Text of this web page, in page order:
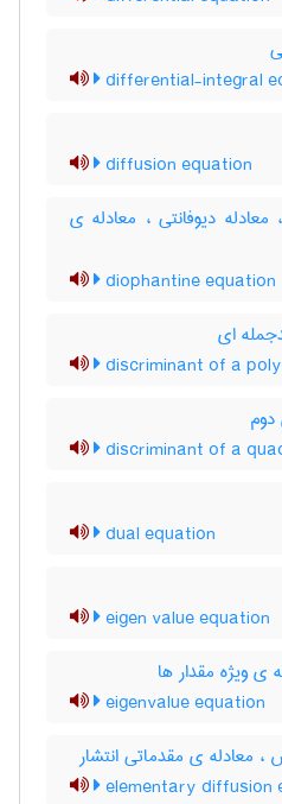
differential-integral
diffusion equation
دیوفانتی ، معادله ی
diophantine equation
ای
discriminant of a
discriminant of a
dual equation
eigen value equation
ی ویژه مقدار ها
eigenvalue equation
معادله ی مقدماتی انتشار
elementary diffusion